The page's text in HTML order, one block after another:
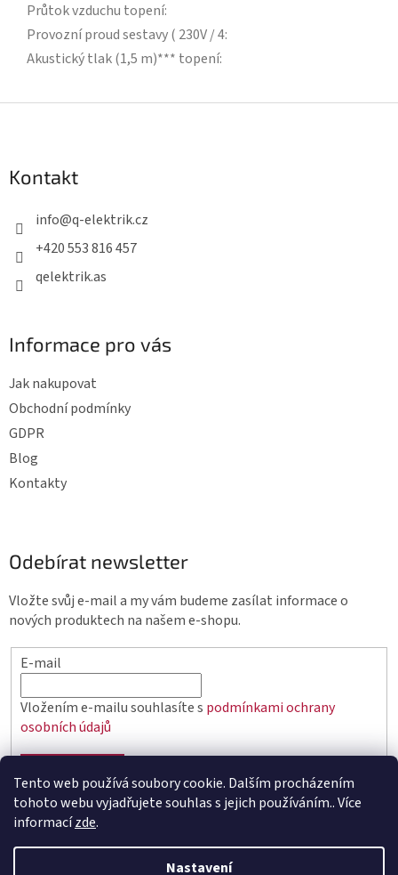
Tento web používá soubory cookie. Dalším procházením
tohoto webu vyjadřujete souhlas s jejich používáním.. Více
informacízde.
Nastavení
Průtok vzduchu topení:
Provozní proud sestavy ( 230V / 4:
Akustický tlak (1,5 m)*** topení:
p
aKontakt
info@q-elektrik.cz
+420 553 816 457
qelektrik.as
Informace pro vás
Jak nakupovat
Obchodní podmínky
GDPR
Blog
Kontakty
Odebírat newsletter
Vložte svůj e-mail a my vám budeme zasílat informace o
nových produktech na našem e-shopu.
E-mail
Vložením e-mailu souhlasíte s podmínkami ochrany
osobních údajů
Vytvořil Shoptet